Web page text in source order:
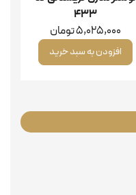
۴۳۳
5,025,000تومان
افزودن به سبد خرید